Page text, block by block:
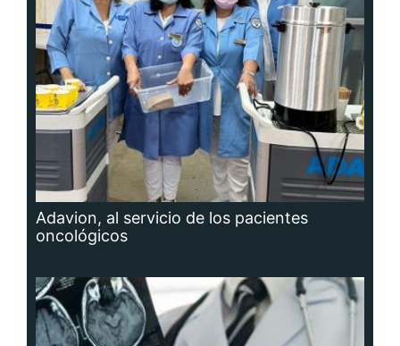
Adavion, al servicio de los pacientes
oncológicos